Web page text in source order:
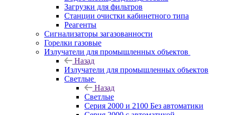
Загрузки для фильтров
Станции очистки кабинетного типа
Реагенты
Сигнализаторы загазованности
Горелки газовые
Излучатели для промышленных объектов
Назад
Излучатели для промышленных объектов
Светлые
Назад
Светлые
Серия 2000 и 2100 Без автоматики